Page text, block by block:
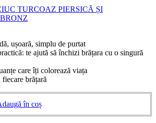
TURCOAZ PIERSICĂ ȘI
ușoară, simplu de purtat
te ajută să închizi brățara cu o singură
care îți colorează viața
fiecare brățară
în coș